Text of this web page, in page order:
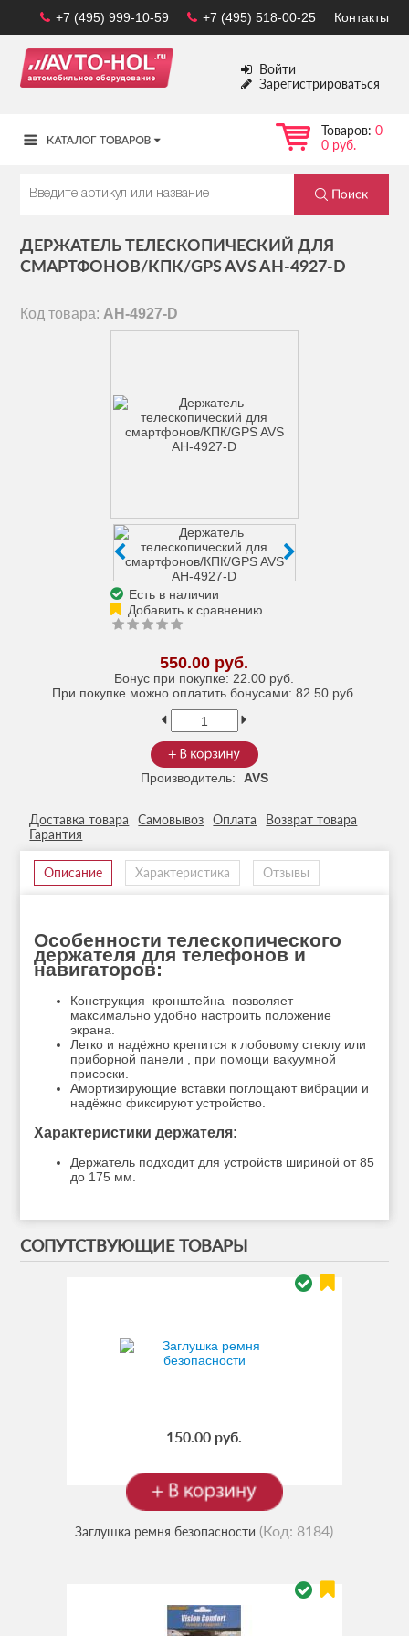
Контакты
+7 (495) 518-00-25
+7 (495) 999-10-59
Войти
Зарегистрироваться
Товаров: 0
0 руб.
ДЕРЖАТЕЛЬ ТЕЛЕСКОПИЧЕСКИЙ ДЛЯ
СМАРТФОНОВ/КПК/GPS AVS AH-4927-D
Код товара: AH-4927-D
Есть в наличии
550.00 руб.
Бонус при покупке: 22.00 руб.
При покупке можно оплатить бонусами: 82.50 руб.
Производитель: AVS
Доставка товара Самовывоз Оплата
Возврат товара
Гарантия
Описание Характеристика Отзывы
Особенности телескопического
держателя для телефонов и
навигаторов:
Конструкция кронштейна позволяет
максимально удобно настроить положение
экрана.
Легко и надёжно крепится к лобовому стеклу или
приборной панели , при помощи вакуумной
присоски.
Амортизирующие вставки поглощают вибрации и
надёжно фиксируют устройство.
Характеристики держателя:
Держатель подходит для устройств шириной от 85
до 175 мм.
СОПУТСТВУЮЩИЕ ТОВАРЫ
150.00 руб.
Заглушка ремня безопасности (Код: 8184)